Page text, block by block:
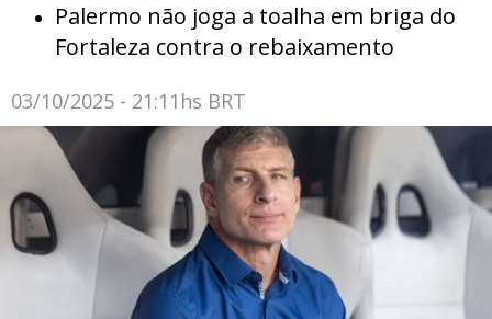
Palermo não joga a toalha em briga do
Fortaleza contra o rebaixamento
03/10/2025 - 21:11hs BRT